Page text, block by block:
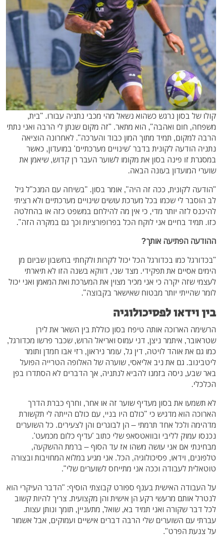
קולו של בסון נרגש כשהוא נשאל מהי מכבי נתניה עבורו. "בית,
משפחה, חום ואהבה", הוא מתאר. "זה מקום שנתן לי הרבה ואני נתתי
הרבה למקום, תמיד מתוך המון כבוד והערכה". לאחרונה הוציאה
נתניה הודעה לקונית בדבר 'שינויים מערכתיים' במועדון, כאשר
במסגרת זו פינה בסון את מקומו לשוער העבר רן קדוש, שיאמן את
שוערי המועדון בעונה הבאה.
"הודעה לקונית, ככה זה היה", אומר בסון. "בשיחה עם המנכ"ל גיל
לב הוסבר לי שכמו בכל מערכת עושים שינויים מערכתיים ולא רציתי
להיכנס לזה יותר מדי, כי אין מה להילחם במשפט כזה או בהחלטה
כזו. תמיד בחיים אני לוקח הכל בפרופורציות וכך גם במקרה הזה".
ההודעה הפתיעה אותך?
"בכדורגל כמו בכדורגל הכל יכול לקרות ולקחתי בחשבון שביום מן
הימים אסיים את תפקידי. מצד שני, דווקא בשנה הזו לא תיארתי
לעצמי שזה יקרה כי אני מכיר מצוין את המערכת ואת המאמן ואני יכול
לומר שהייתי יותר מבטוח שאישאר בקבוצה".
בין וידאו לפסיכולוגיה
הרשימה הארוכה אותה טיפח בסון כוללת בין השאר את לירן
שטראובר, איתמר ניצן, דני עמוס ואריאל הרוש, שכבר פרשו מכדורגל,
כמו גם את אוהד לויטה, דין גל, עומר ניראון, רזי אבו חמדן ותומר
ליטבינוב. גם את ניב אליאסי, שוערה של האלופה הטרייה הפועל
באר שבע, ניסה בזמנו להביא לנתניה, אך הדברים לא הסתדרו בפן
הכלכלי.
לא תשמעו את בסון מעדיף שוער זה או אחר, וחרף כברת הדרך
הארוכה הוא מדגיש כי "כולם היו בניי, עם כולם הייתה לי תקשורת
מדהימה ולכל אחד תרמתי – הן לבוגרים והן לצעירים. כל השוערים
נכנסו עמוק לליבי ובוואטסאפ שלי כתוב 'עדיף כלום מכמעט'.
מבחינתי אם אני עושה משהו אז עד הסוף – ברמת ההשקעה,
טלפונים, וידאו, פסיכולוגיה, הכל. אני מגיע במלוא המחויבות ובצורה
טוטאלית לעבודה וככה אני מתייחס לשוערים שלי".
על העבודה האישית בענף ספורט קבוצתי הוסיף: "הדבר העיקרי הוא
לנטרל אותם מרעשי רקע הן אישית והן מקצועית. צריך להיות קשוב
לכל דבר שקורה ואני תמיד בא, שואל, מתעניין, תומך ונותן עצות.
עברתי עם השוערים שלי הרבה דברים אישיים ועמוקים, אבל אשמור
על צנעת הפרט".